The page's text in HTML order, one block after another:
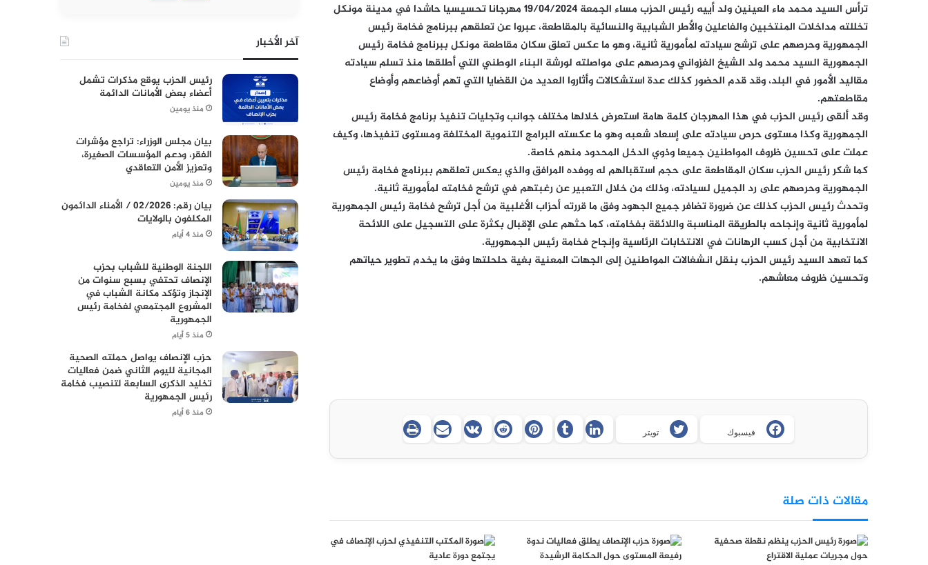
ترأس السيد محمد ماء العينين ولد أييه رئيس الحزب مساء الجمعة 19/04/2024 مهرجانا تحسيسيا حاشدا في مدينة مونكل
تخللته مداخلات المنتخبين والفاعلين والأطر الشبابية والنسائية بالمقاطعة، عبروا عن تعلقهم ببرنامج فخامة رئيس
الجمهورية وحرصهم على ترشح سيادته لمأمورية ثانية، وهو ما عكس تعلق سكان مقاطعة مونكل ببرنامج فخامة رئيس
الجمهورية السيد محمد ولد الشيخ الغزواني وحرصهم على مواصلته لورشة البناء الوطني التي أطلقها منذ تسلم سيادته
مقاليد الأمور في البلد، وقد قدم الحضور كذلك عدة استشكالات وأثاروا العديد من القضايا التي تهم أوضاعهم وأوضاع
مقاطعتهم.
وقد ألقى رئيس الحزب في هذا المهرجان كلمة هامة استعرض خلالها مختلف جوانب وتجليات تنفيذ برنامج فخامة رئيس
الجمهورية وكذا مستوى حرص سيادته على إسعاد شعبه وهو ما عكسته البرامج التنموية المختلفة ومستوى تنفيذها، وكيف
عملت على تحسين ظروف المواطنين جميعا وذوي الدخل المحدود منهم خاصة.
كما شكر رئيس الحزب سكان المقاطعة على حجم استقبالهم له ووفده المرافق والذي يعكس تعلقهم ببرنامج فخامة رئيس
الجمهورية وحرصهم على رد الجميل لسيادته، وذلك من خلال التعبير عن رغبتهم في ترشح فخامته لمأمورية ثانية.
وتحدث رئيس الحزب كذلك عن ضرورة تضافر جميع الجهود وفق ما قررته أحزاب الأغلبية من أجل ترشح فخامة رئيس الجمهورية
لمأمورية ثانية وإنجاحه بالطريقة المناسبة واللائقة بفخامته، كما حثهم على الإقبال بكثرة على التسجيل على اللائحة
الانتخابية من أجل كسب الرهانات في الانتخابات الرئاسية وإنجاح فخامة رئيس الجمهورية.
كما تعهد السيد رئيس الحزب بنقل انشغالات المواطنين إلى الجهات المعنية بغية حلحلتها وفق ما يخدم تطوير حياتهم
وتحسين ظروف معاشهم.
فيسبوك تويتر
مقالات ذات صلة
آخر الأخبار
رئيس الحزب يوقع مذكرات تشمل
أعضاء بعض الأمانات الدائمة
منذ يومين
بيان مجلس الوزراء: تراجع مؤشرات
الفقر، ودعم المؤسسات الصغيرة،
وتعزيز الأمن التعاقدي
منذ يومين
بيان رقم: 02/2026 / الأمناء الدائمون
المكلفون بالولايات
منذ 4 أيام
اللجنة الوطنية للشباب بحزب
الإنصاف تحتفي بسبع سنوات من
الإنجاز وتؤكد مكانة الشباب في
المشروع المجتمعي لفخامة رئيس
الجمهورية
منذ 5 أيام
حزب الإنصاف يواصل حملته الصحية
المجانية لليوم الثاني ضمن فعاليات
تخليد الذكرى السابعة لتنصيب فخامة
رئيس الجمهورية
منذ 6 أيام